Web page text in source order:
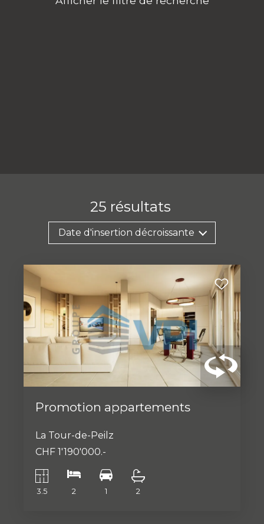
25 résultats
Date d'insertion décroissante
Promotion appartements
La Tour-de-Peilz
CHF 1'190'000.-
3.5 2 1 2